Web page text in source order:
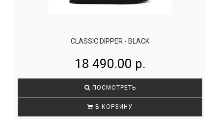
CLASSIC DIPPER - BLACK
18 490.00 р.
ПОСМОТРЕТЬ
В КОРЗИНУ